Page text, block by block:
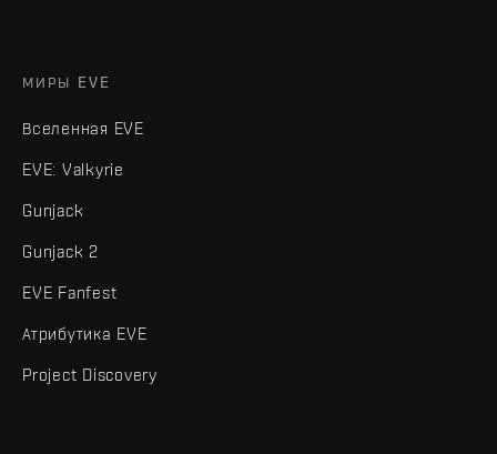
МИРЫ EVE
Вселенная EVE
EVE: Valkyrie
Gunjack
Gunjack 2
EVE Fanfest
Атрибутика EVE
Project Discovery